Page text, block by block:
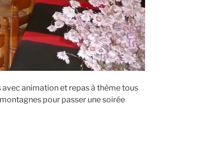
avec animation et repas à thème tous
pour passer une soirée